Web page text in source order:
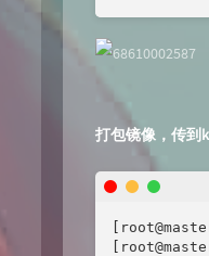
打包镜像，传到